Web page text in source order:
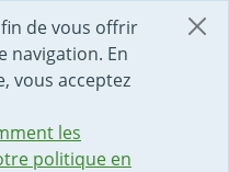
de vous offrir
navigation. En
vous acceptez
les
politique en
LA PAGE